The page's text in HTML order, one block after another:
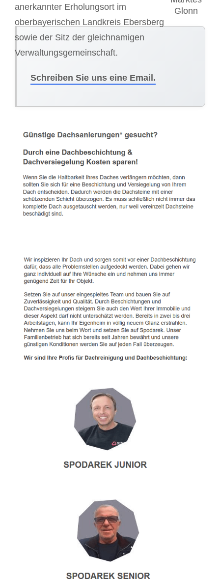
anerkannter Erholungsort im
oberbayerischen Landkreis Ebersberg
sowie der Sitz der gleichnamigen
Verwaltungsgemeinschaft.
Schreiben Sie uns eine Email.